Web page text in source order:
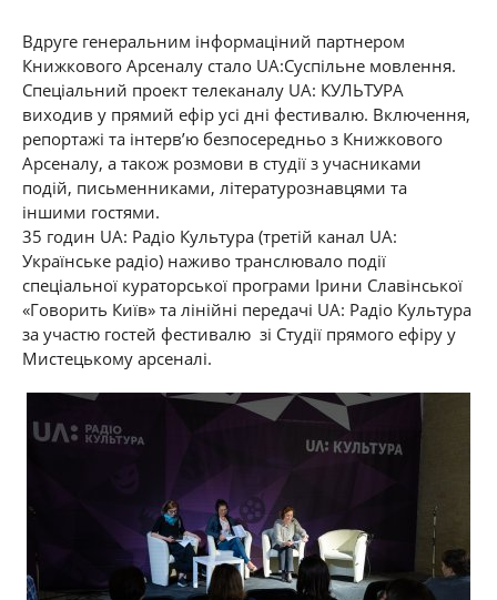
Вдруге генеральним інформаціний партнером
Книжкового Арсеналу стало UA:Суспільне мовлення.
Спеціальний проект телеканалу UA: КУЛЬТУРА
виходив у прямий ефір усі дні фестивалю. Включення,
репортажі та інтерв’ю безпосередньо з Книжкового
Арсеналу, а також розмови в студії з учасниками
подій, письменниками, літературознавцями та
іншими гостями.
35 годин UA: Радіо Культура (третій канал UA:
Українське радіо) наживо транслювало події
спеціальної кураторської програми Ірини Славінської
«Говорить Київ» та лінійні передачі UA: Радіо Культура
за участю гостей фестивалю зі Студії прямого ефіру у
Мистецькому арсеналі.